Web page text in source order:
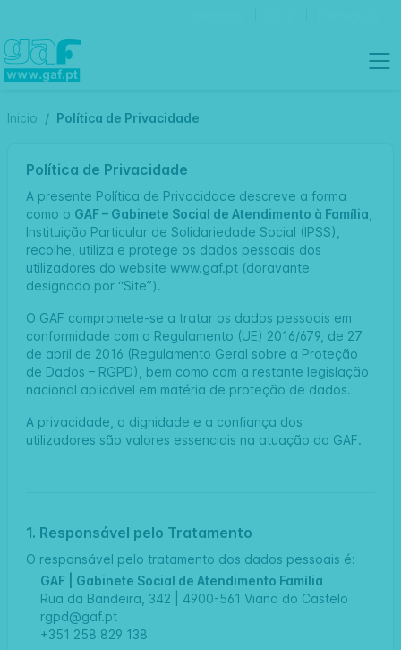
Inicio Política de Privacidade
Política de Privacidade
A presente Política de Privacidade descreve a forma
como o GAF – Gabinete Social de Atendimento à Família
Instituição Particular de Solidariedade Social (IPSS),
recolhe, utiliza e protege os dados pessoais dos
utilizadores do website www.gaf.pt (doravante
designado por “Site”).
O GAF compromete-se a tratar os dados pessoais em
conformidade com o Regulamento (UE) 2016/679, de 27
de abril de 2016 (Regulamento Geral sobre a Proteção
de Dados – RGPD), bem como com a restante legislação
nacional aplicável em matéria de proteção de dados.
A privacidade, a dignidade e a confiança dos
utilizadores são valores essenciais na atuação do GAF.
1. Responsável pelo Tratamento
O responsável pelo tratamento dos dados pessoais é:
GAF | Gabinete Social de Atendimento Família
Rua da Bandeira, 342 | 4900-561 Viana do Castelo
rgpd@gaf.pt
+351 258 829 138